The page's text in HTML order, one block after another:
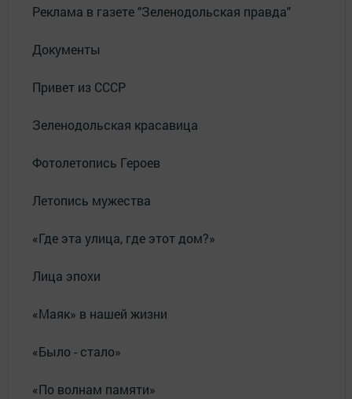
Реклама в газете "Зеленодольская правда"
Документы
Привет из СССР
Зеленодольская красавица
Фотолетопись Героев
Летопись мужества
«Где эта улица, где этот дом?»
Лица эпохи
«Маяк» в нашей жизни
«Было - стало»
«По волнам памяти»